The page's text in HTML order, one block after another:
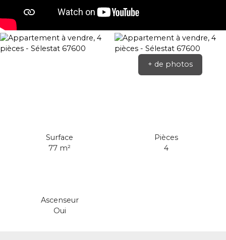
+ de photos
Surface
77 m²
Pièces
4
Ascenseur
Oui